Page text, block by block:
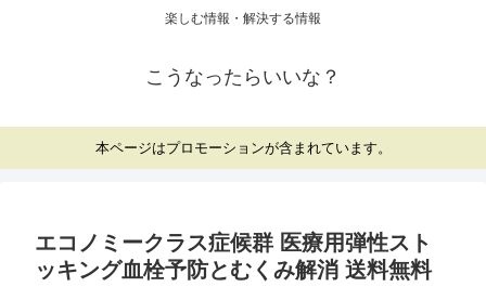
楽しむ情報・解決する情報
こうなったらいいな？
本ページはプロモーションが含まれています。
エコノミークラス症候群 医療用弾性スト
ッキング血栓予防とむくみ解消 送料無料